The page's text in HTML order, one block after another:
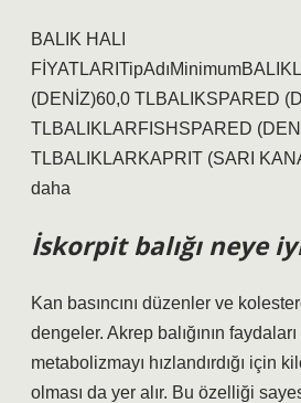
BALIK HALI
(DENİZ)60,0 TLBALIKSPARED
TLBALIKLARFISHSPARED
TLBALIKLARKAPRIT (SARI
daha
İskorpit balığı neye
Kan basıncını düzenler ve
dengeler. Akrep balığının faydaları
metabolizmayı hızlandırdığı için
olması da yer alır. Bu özelliği